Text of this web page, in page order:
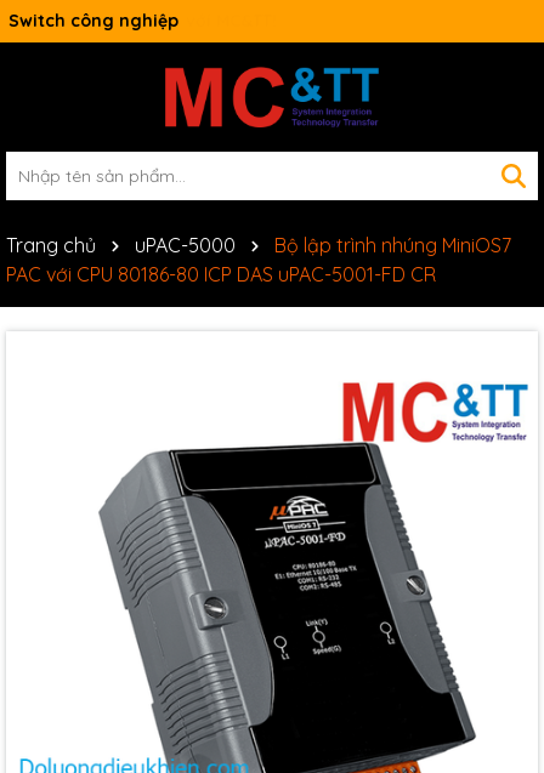
Switch công nghiệp
Trang chủ uPAC-5000
Bộ lập trình nhúng MiniOS7
PAC với CPU 80186-80 ICP DAS uPAC-5001-FD CR
Mã giảm giá: